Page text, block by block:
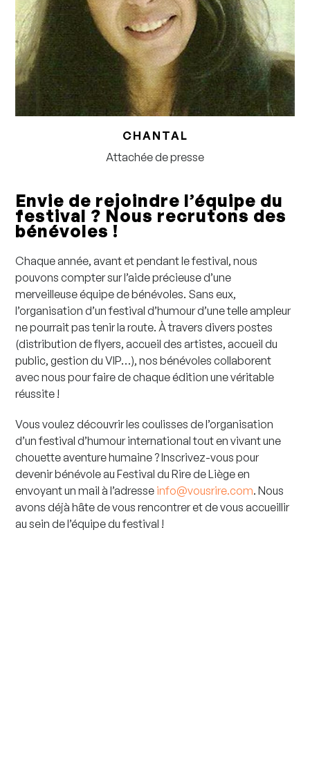
CHANTAL
Attachée de presse
Envie de rejoindre l’équipe du
festival ? Nous recrutons des
bénévoles !
Chaque année, avant et pendant le festival, nous
pouvons compter sur l’aide précieuse d’une
merveilleuse équipe de bénévoles. Sans eux,
l’organisation d’un festival d’humour d’une telle ampleur
ne pourrait pas tenir la route. À travers divers postes
(distribution de flyers, accueil des artistes, accueil du
public, gestion du VIP…), nos bénévoles collaborent
avec nous pour faire de chaque édition une véritable
réussite !
Vous voulez découvrir les coulisses de l’organisation
d’un festival d’humour international tout en vivant une
chouette aventure humaine ? Inscrivez-vous pour
devenir bénévole au Festival du Rire de Liège en
envoyant un mail à l’adresse info@vousrire.com. Nous
avons déjà hâte de vous rencontrer et de vous accueillir
au sein de l’équipe du festival !